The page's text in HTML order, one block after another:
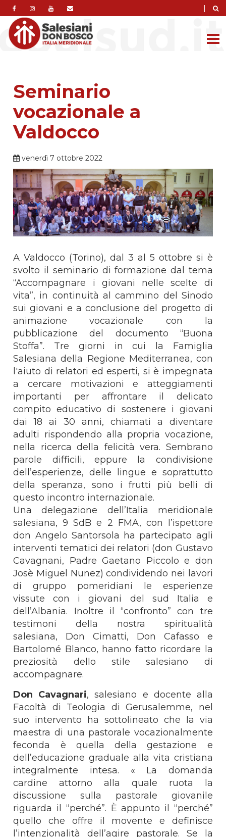
|
Seminario
vocazionale a
Valdocco
venerdì 7 ottobre 2022
A Valdocco (Torino), dal 3 al 5 ottobre si è
svolto il seminario di formazione dal tema
“Accompagnare i giovani nelle scelte di
vita”, in continuità al cammino del Sinodo
sui giovani e a conclusione del progetto di
animazione vocazionale con la
pubblicazione del documento “Buona
Stoffa”. Tre giorni in cui la Famiglia
Salesiana della Regione Mediterranea, con
l'aiuto di relatori ed esperti, si è impegnata
a cercare motivazioni e atteggiamenti
importanti per affrontare il delicato
compito educativo di sostenere i giovani
dai 18 ai 30 anni, chiamati a diventare
adulti rispondendo alla propria vocazione,
nella ricerca della felicità vera. Sembrano
parole difficili, eppure la condivisione
dell’esperienze, delle lingue e soprattutto
della speranza, sono i frutti più belli di
questo incontro internazionale.
Una delegazione dell’Italia meridionale
salesiana, 9 SdB e 2 FMA, con l’ispettore
don Angelo Santorsola ha partecipato agli
interventi tematici dei relatori (don Gustavo
Cavagnani, Padre Gaetano Piccolo e don
Josè Miguel Nunez) condividendo nei lavori
di gruppo pomeridiani le esperienze
vissute con i giovani del sud Italia e
dell’Albania. Inoltre il “confronto” con tre
testimoni della nostra spiritualità
salesiana, Don Cimatti, Don Cafasso e
Bartolomé Blanco, hanno fatto ricordare la
preziosità dello stile salesiano di
accompagnare.
Don Cavagnari, salesiano e docente alla
Facoltà di Teologia di Gerusalemme, nel
suo intervento ha sottolineato che la via
maestra di una pastorale vocazionalmente
feconda è quella della gestazione e
dell’educazione graduale alla vita cristiana
integralmente intesa. « La domanda
cardine attorno alla quale ruota la
discussione sulla pastorale giovanile
riguarda il “perché”. È appunto il “perché”
quello che offre il movente e definisce
l’intenzionalità dell’agire pastorale. Se la